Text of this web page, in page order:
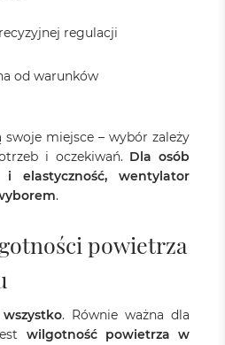
regulacji
od warunków
swoje miejsce – wybór zależy
i oczekiwań. Dla osób
elastyczność, wentylator
.
powietrza
. Równie ważna dla
wilgotność powietrza w